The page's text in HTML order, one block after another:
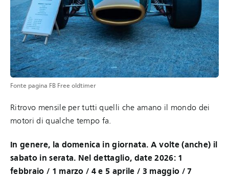
Fonte pagina FB Free oldtimer
Ritrovo mensile per tutti quelli che amano il mondo dei
motori di qualche tempo fa.
In genere, la domenica in giornata. A volte (anche) il
sabato in serata. Nel dettaglio, date 2026: 1
febbraio / 1 marzo / 4 e 5 aprile / 3 maggio / 7